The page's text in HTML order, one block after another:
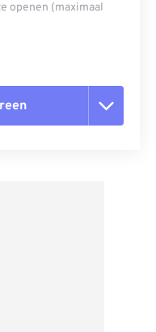
openen (maximaal